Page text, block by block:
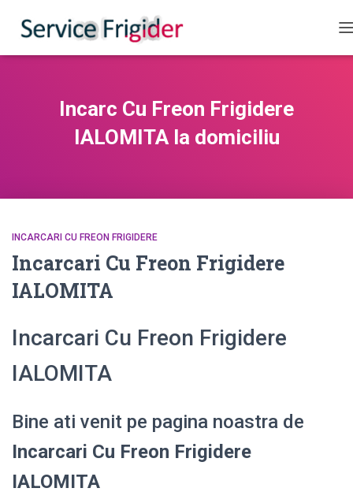
Incarc Cu Freon Frigidere
IALOMITA la domiciliu
INCARCARI CU FREON FRIGIDERE
Incarcari Cu Freon Frigidere
IALOMITA
Incarcari Cu Freon Frigidere
IALOMITA
Bine ati venit pe pagina noastra de
Incarcari Cu Freon Frigidere
IALOMITA